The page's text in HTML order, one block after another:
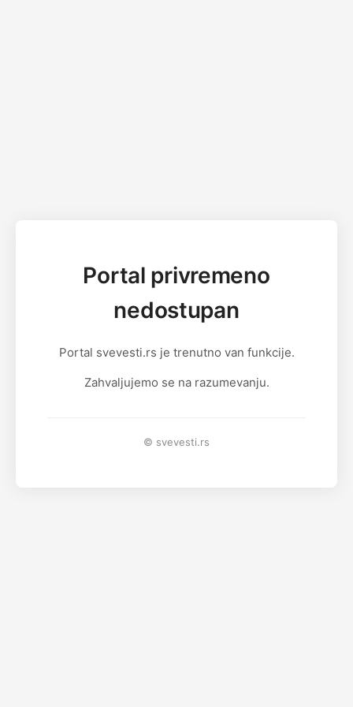
Portal privremeno
nedostupan
Portal svevesti.rs je trenutno van funkcije.
Zahvaljujemo se na razumevanju.
© svevesti.rs